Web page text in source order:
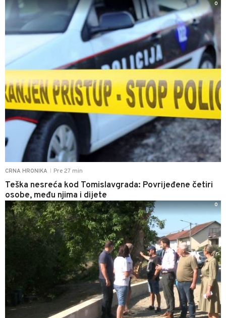
CRNA HRONIKA Pre 27 min
Teška nesreća kod Tomislavgrada: Povrijeđene četiri
osobe, među njima i dijete
0
0